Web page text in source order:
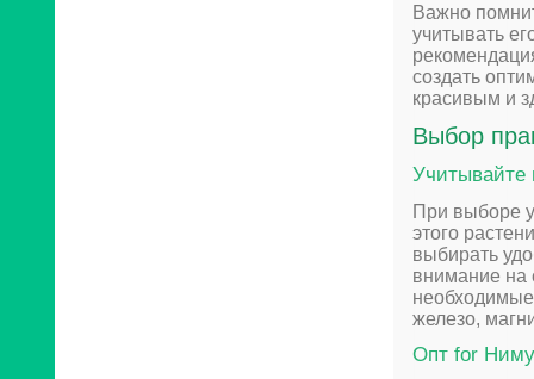
Важно
учитывать
создать
красивым и
Выбор
Учитывайте
При выборе
этого
выбирать
внимание на
железо,
Опт for